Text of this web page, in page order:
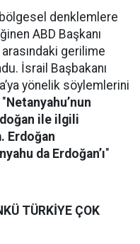
denklemlere
ABD Başkanı
gerilime
İsrail Başbakanı
yönelik söylemlerini
Netanyahu’nun
ile ilgili
Erdoğan
da Erdoğan’ı"
TÜRKİYE ÇOK